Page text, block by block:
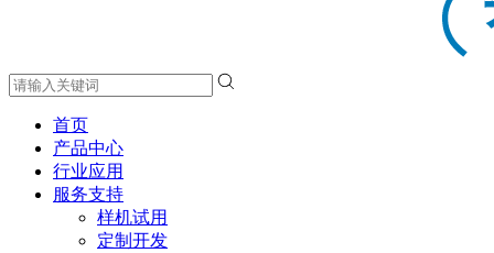
首页
产品中心
行业应用
服务支持
样机试用
定制开发